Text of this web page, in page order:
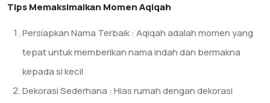
Tips Memaksimalkan Momen Aqiqah
Persiapkan Nama Terbaik : Aqiqah adalah momen yang
tepat untuk memberikan nama indah dan bermakna
kepada si kecil
Dekorasi Sederhana : Hias rumah dengan dekorasi